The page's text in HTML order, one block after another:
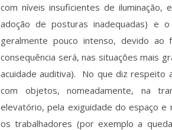
com níveis insuficientes de
adoção de posturas inadequadas) e
geralmente pouco intenso, devido ao
consequência será, nas situações mais
acuidade auditiva). No que diz respeito
com objetos, nomeadamente, na
elevatório, pela exiguidade do espaço
os trabalhadores (por exemplo a